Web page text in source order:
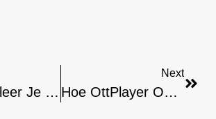
Hoe Installeer Je SS IPTV Op Samsung Smart TV: Gids
Next
Hoe OttPlayer Op Linux Te Installeren: Stap Voor Stap